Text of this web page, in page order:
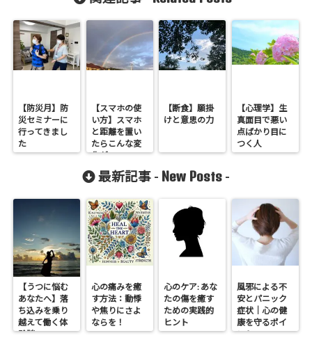
【防災月】防
災セミナーに
行ってきまし
た
【スマホの使
い方】スマホ
と距離を置い
たらこんな変
化が
【断食】願掛
けと意思の力
【心理学】生
真面目で悪い
点ばかり目に
つく人
最新記事 - New Posts -
【うつに悩む
あなたへ】落
ち込みを乗り
越えて働く体
験談
心の痛みを癒
す方法：動悸
や焦りにさよ
ならを！
心のケア: あな
たの傷を癒す
ための実践的
ヒント
風邪による不
安とパニック
症状｜心の健
康を守るポイ
ント